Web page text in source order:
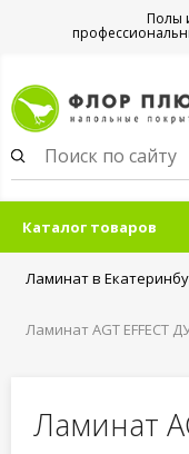
Полы
Каталог товаров
Ламинат в
Ламинат AGT EFFECT
Ламинат